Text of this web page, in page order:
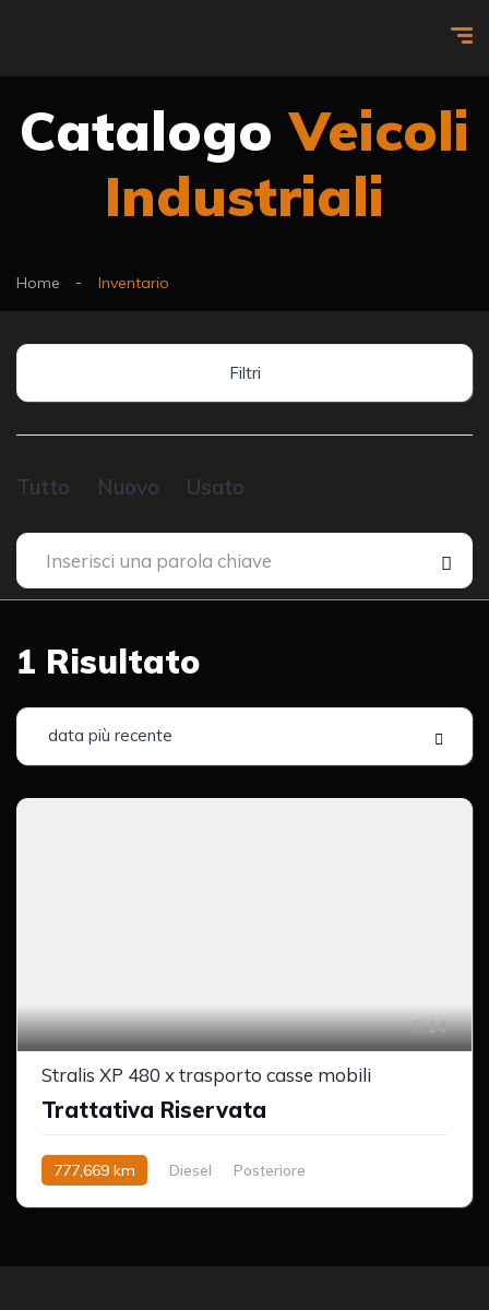
CatalogoVeicoli
Industriali
Home Inventario
Filtri
Tutto Nuovo Usato
1 Risultato
data più recente
14
Stralis XP 480 x trasporto casse mobili
Trattativa Riservata
777,669 km Diesel Posteriore